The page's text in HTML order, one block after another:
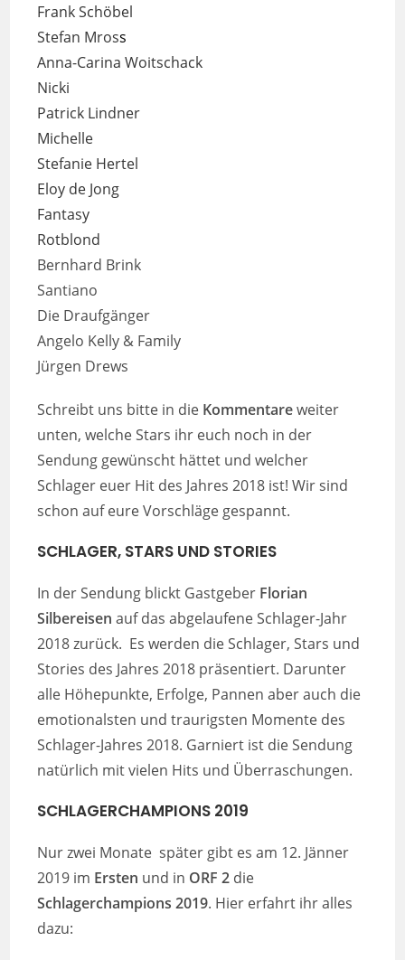
Frank Schöbel
Stefan Mross
Anna-Carina Woitschack
Nicki
Patrick Lindner
Michelle
Stefanie Hertel
Eloy de Jong
Fantasy
Rotblond
Bernhard Brink
Santiano
Die Draufgänger
Angelo Kelly & Family
Jürgen Drews
Schreibt uns bitte in die Kommentareweiter
unten, welche Stars ihr euch noch in der
Sendung gewünscht hättet und welcher
Schlager euer Hit des Jahres 2018 ist! Wir sind
schon auf eure Vorschläge gespannt.
SCHLAGER, STARS UND STORIES
In der Sendung blickt Gastgeber Florian
Silbereisen auf das abgelaufene Schlager-Jahr
2018 zurück. Es werden die Schlager, Stars und
Stories des Jahres 2018 präsentiert. Darunter
alle Höhepunkte, Erfolge, Pannen aber auch die
emotionalsten und traurigsten Momente des
Schlager-Jahres 2018. Garniert ist die Sendung
natürlich mit vielen Hits und Überraschungen.
SCHLAGERCHAMPIONS 2019
Nur zwei Monate später gibt es am 12. Jänner
2019 im Ersten und in ORF 2 die
Schlagerchampions 2019. Hier erfahrt ihr alles
dazu: